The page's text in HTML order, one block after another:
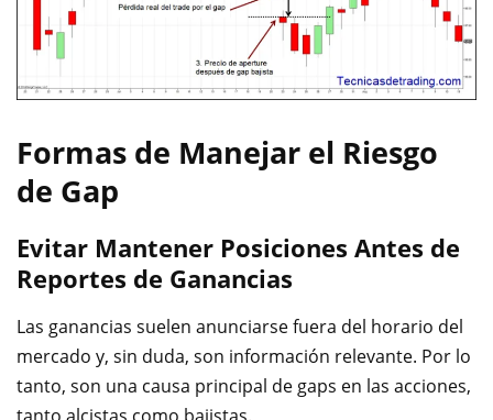
Formas de Manejar el Riesgo
de Gap
Evitar Mantener Posiciones Antes de
Reportes de Ganancias
Las ganancias suelen anunciarse fuera del horario del
mercado y, sin duda, son información relevante. Por lo
tanto, son una causa principal de gaps en las acciones,